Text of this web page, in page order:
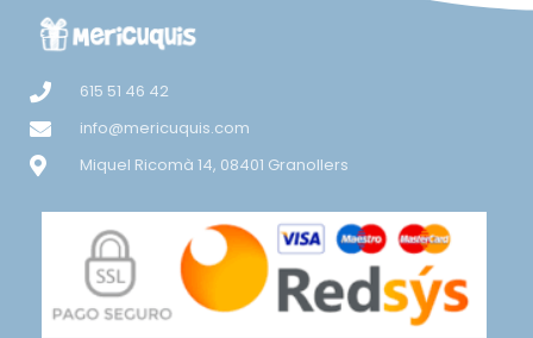
615 51 46 42
info@mericuquis.com
Miquel Ricomà 14, 08401 Granollers